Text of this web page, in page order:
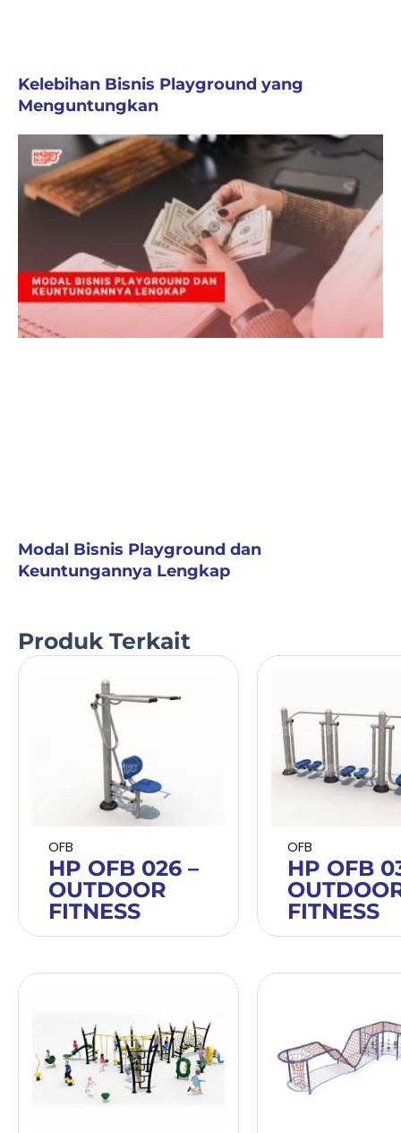
Kelebihan Bisnis Playground yang
Menguntungkan
Modal Bisnis Playground dan
Keuntungannya Lengkap
Produk Terkait
OFB
HP OFB 026 –
OUTDOOR
FITNESS
OFB
HP OFB
FITNESS